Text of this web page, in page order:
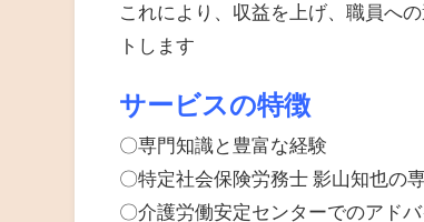
これにより、収益を上げ、職員へ
トします
サービスの特徴
〇専門知識と豊富な経験
〇特定社会保険労務士 影山知也の
〇介護労働安定センターでのアド